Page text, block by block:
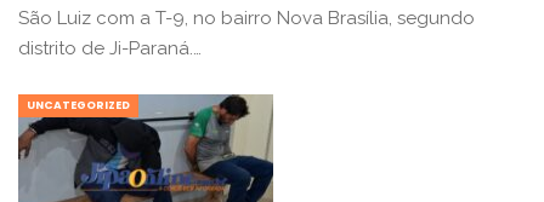
São Luiz com a T-9, no bairro Nova Brasília, segundo
distrito de Ji-Paraná.…
UNCATEGORIZED